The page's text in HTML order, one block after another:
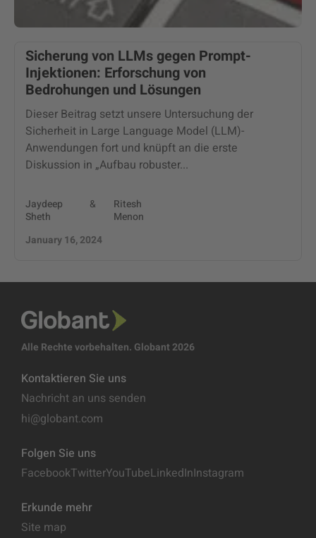
Sicherung von LLMs gegen Prompt-
Injektionen: Erforschung von
Bedrohungen und Lösungen
Dieser Beitrag setzt unsere Untersuchung der
Sicherheit in Large Language Model (LLM)-
Anwendungen fort und knüpft an die erste
Diskussion in „Aufbau robuster...
Jaydeep
Sheth
&
Ritesh
Menon
January 16, 2024
Alle Rechte vorbehalten. Globant 2026
Kontaktieren Sie uns
Nachricht an uns senden
hi@globant.com
Folgen Sie uns
FacebookTwitterYouTubeLinkedInInstagram
Erkunde mehr
Site map